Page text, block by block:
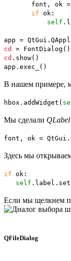
font, ok =
if ok:
self .
app = QtGui.
cd
= FontDialog ( )
cd . show( )
app. exec_ ( )
В нашем примере,
hbox. addWidget (
Мы сделали QLabel
font, ok = QtGui.
Здесь мы
if ok:
self . label .
Если мы щелкнем
QFileDialog